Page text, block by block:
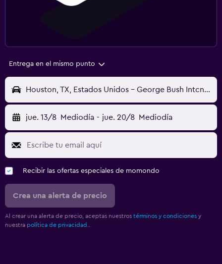
Entrega en el mismo punto
Houston, TX, Estados Unidos - George Bush Intcntl (IAH)
jue. 13/8 Mediodía - jue. 20/8 Mediodía
Recibir las ofertas especiales de momondo
Crea una alerta de precio
Al crear una alerta de precio, aceptas nuestros términos y condiciones y
nuestra política de privacidad..